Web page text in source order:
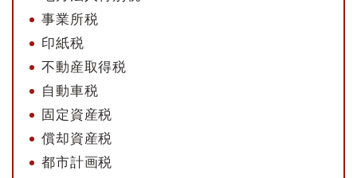
事業所税
印紙税
不動産取得税
自動車税
固定資産税
償却資産税
都市計画税